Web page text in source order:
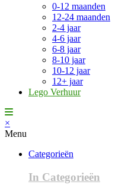
0-12 maanden
12-24 maanden
2-4 jaar
4-6 jaar
6-8 jaar
8-10 jaar
10-12 jaar
12+ jaar
Lego Verhuur
×
Menu
Categorieën
In Categorieën